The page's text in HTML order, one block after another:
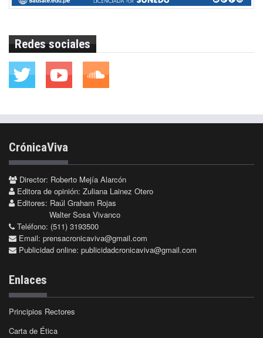
Redes sociales
CrónicaViva
Director: Roberto Mejía Alarcón
Editora de opinión: Zuliana Lainez Otero
Editores: Raúl Graham Rojas
Walter Sosa Vivanco
Teléfono: (511) 3193500
Email: prensacronicaviva@gmail.com
Publicidad online: publicidadcronicaviva@gmail.com
Enlaces
Principios Rectores
Carta de Ética